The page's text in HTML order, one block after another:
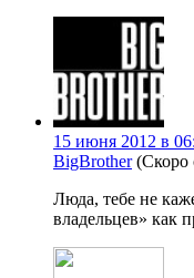
15 июня 2012 в
BigBrother (Скоро
Люда, тебе не
владельцев» как